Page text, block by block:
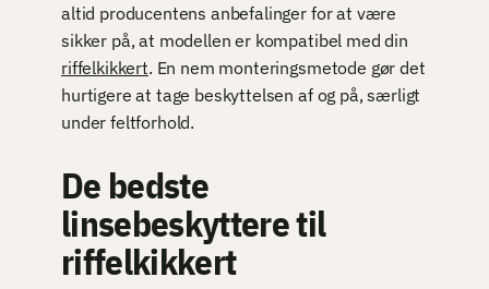
altid producentens anbefalinger for at være
sikker på, at modellen er kompatibel med din
riffelkikkert. En nem monteringsmetode gør det
hurtigere at tage beskyttelsen af og på, særligt
under feltforhold.
De bedste
linsebeskyttere til
riffelkikkert